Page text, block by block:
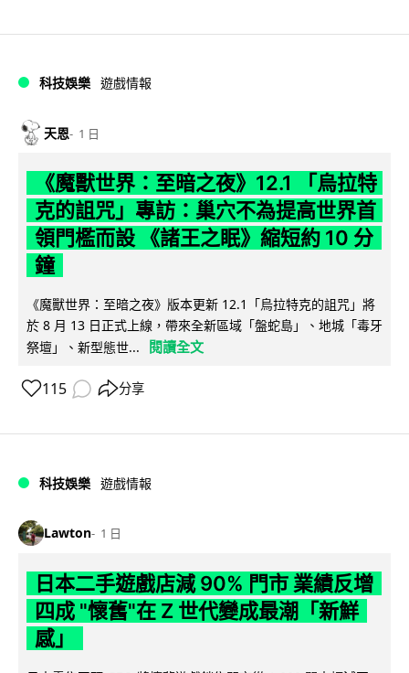
科技娛樂 遊戲情報
天恩 1 日
《魔獸世界：至暗之夜》12.1 「烏拉特
克的詛咒」專訪：巢穴不為提高世界首
領門檻而設 《諸王之眠》縮短約 10 分
鐘
《魔獸世界：至暗之夜》版本更新 12.1「烏拉特克的詛咒」將
於 8 月 13 日正式上線，帶來全新區域「盤蛇島」、地城「毒牙
祭壇」、新型態世...
閱讀全文
115 分享
科技娛樂 遊戲情報
Lawton 1 日
日本二手遊戲店減 90% 門市 業績反增
四成 "懷舊"在 Z 世代變成最潮「新鮮
感」